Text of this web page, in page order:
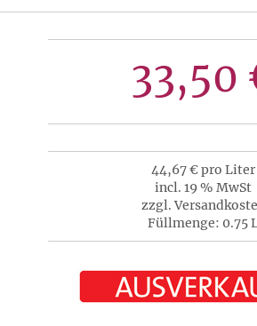
33,50
44,67 € pro Liter
incl. 19 % MwSt
zzgl.
Füllmenge: 0.75